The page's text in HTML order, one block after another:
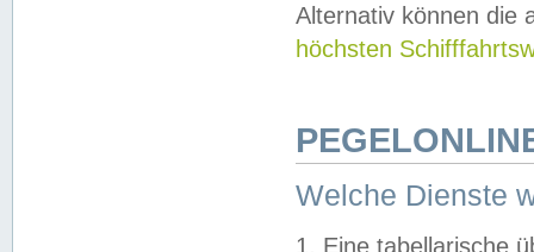
Alternativ können die
höchsten
Welche Dienste
1. Eine tabellarische